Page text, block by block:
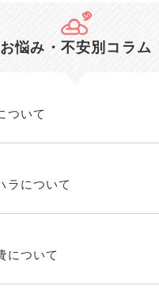
お悩み・不安別コラム
ついて
ラについて
について